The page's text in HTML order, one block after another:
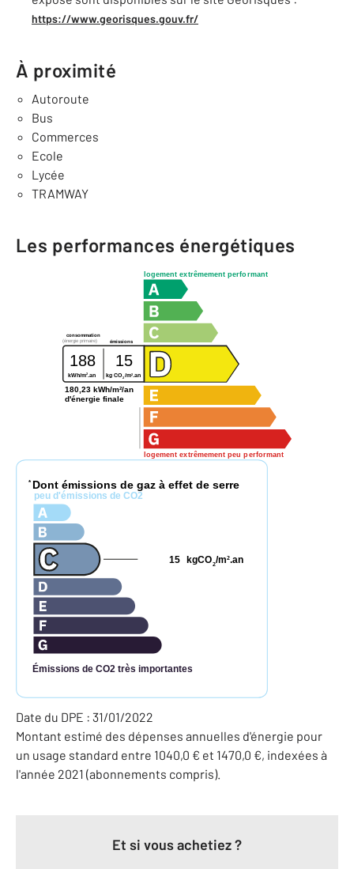
https://www.georisques.gouv.fr/
À proximité
Autoroute
Bus
Commerces
Ecole
Lycée
TRAMWAY
Les performances énergétiques
logement extrêmement performant
logement extrêmement peu performant
consommation
émissions
(énergie primaire)
188 15
kWh/m2.an kg CO2 /m2 .an
180,23 kWh/m²/an
d'énergie finale
* Dont émissions de gaz à effet de serre
peu d'émissions de CO2
Émissions de CO2 très importantes
kgCO2/m2.an
15
Date du DPE : 31/01/2022
Montant estimé des dépenses annuelles d'énergie pour
un usage standard entre 1040,0 € et 1470,0 €, indexées à
l'année 2021 (abonnements compris).
Et si vous achetiez ?